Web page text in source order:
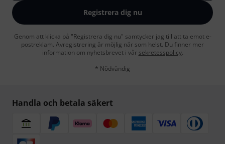
Registrera dig nu
Genom att klicka på "Registrera dig nu" samtycker jag till att ta emot e-
postreklam. Avregistrering är möjlig när som helst. Du finner mer
information om nyhetsbrevet i vår sekretesspolicy.
* Nödvändig
Handla och betala säkert